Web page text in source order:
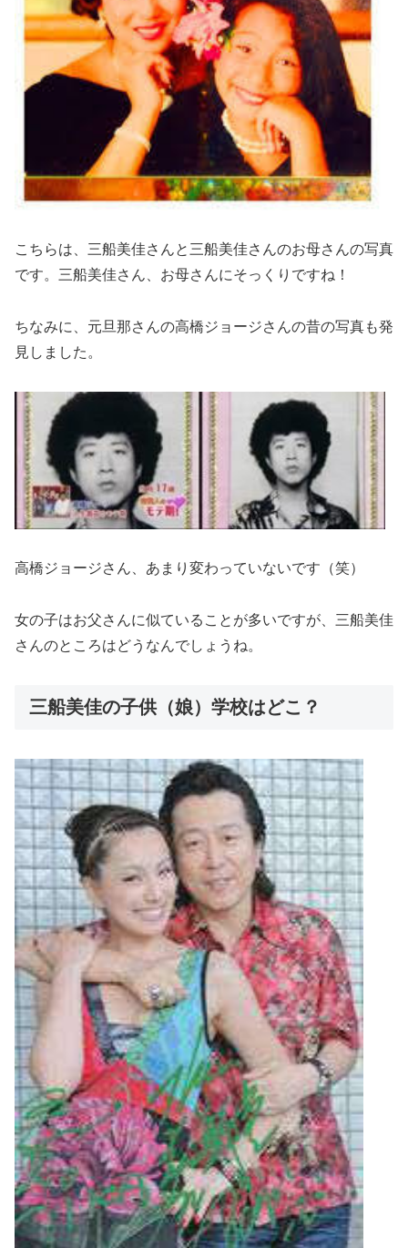
こちらは、三船美佳さんと三船美佳さんのお母さんの写真
です。三船美佳さん、お母さんにそっくりですね！
ちなみに、元旦那さんの高橋ジョージさんの昔の写真も発
見しました。
高橋ジョージさん、あまり変わっていないです（笑）
女の子はお父さんに似ていることが多いですが、三船美佳
さんのところはどうなんでしょうね。
三船美佳の子供（娘）学校はどこ？